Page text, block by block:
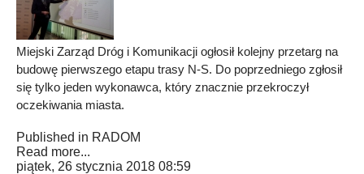
Miejski Zarząd Dróg i Komunikacji ogłosił kolejny przetarg na
budowę pierwszego etapu trasy N-S. Do poprzedniego zgłosił
się tylko jeden wykonawca, który znacznie przekroczył
oczekiwania miasta.
Published in RADOM
Read more...
piątek, 26 stycznia 2018 08:59